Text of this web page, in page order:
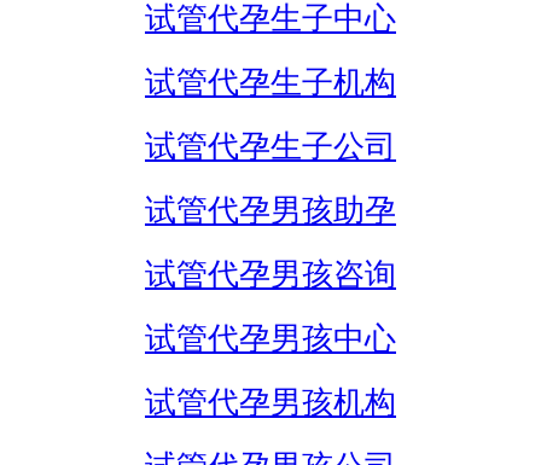
试管代孕生子中心
试管代孕生子机构
试管代孕生子公司
试管代孕男孩助孕
试管代孕男孩咨询
试管代孕男孩中心
试管代孕男孩机构